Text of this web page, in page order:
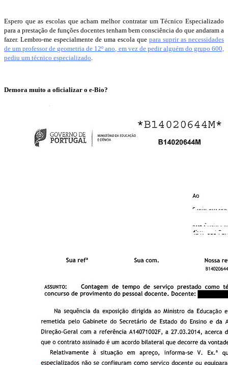
Espero que as escolas que acham melhor contratar um Técnico Especializado
para a prestação de funções docentes tenham bem consciência do que andaram a
fazer. Lembro-me especialmente de uma escola que para suprir as necessidades
de um professor de geometria de 12º ano, em vez de pedir alguém do grupo 600,
pediu um técnico especializado.
Demora muito a oficializar o e-Bio?